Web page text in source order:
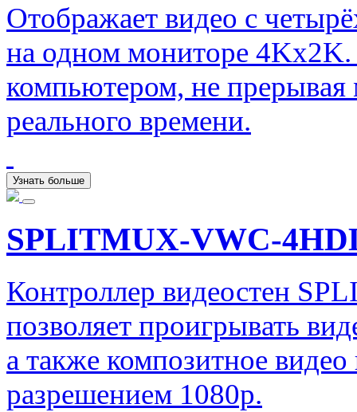
Отображает видео с
на одном мониторе 4Kx2K.
компьютером, не
реального времени.
Узнать больше
SPLITMUX-VWC-
Контроллер видеостен
позволяет проигрывать
а также композитное
разрешением 1080p.